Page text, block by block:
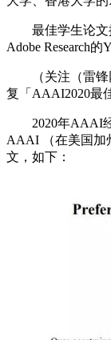
最佳学生论文提
Adobe Research的
（关注（雷锋
复「AAAI2020最
2020年AAAI经
AAAI （在美国加
文，如下：